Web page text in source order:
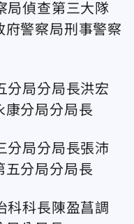
局偵查第三大隊
府警察局刑事警察
分局分局長洪宏
康分局分局長
分局分局長張沛
五分局分局長
科科長陳盈菖調